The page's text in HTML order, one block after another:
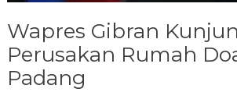
Wapres Gibran
Perusakan Rumah
Padang